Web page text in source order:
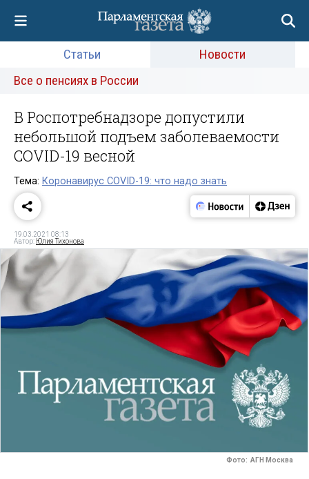
Статьи
Новости
Все о пенсиях в России
В Роспотребнадзоре допустили
небольшой подъем заболеваемости
COVID-19 весной
Тема: Коронавирус COVID-19: что надо знать
19.03.2021 08:13
Автор: Юлия Тихонова
Фото: АГН Москва